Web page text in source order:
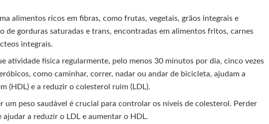
alimentos ricos em fibras, como frutas, vegetais, grãos integrais e
de gorduras saturadas e trans, encontradas em alimentos fritos, carnes
integrais.
atividade física regularmente, pelo menos 30 minutos por dia, cinco vezes
como caminhar, correr, nadar ou andar de bicicleta, ajudam a
(HDL) e a reduzir o colesterol ruim (LDL).
um peso saudável é crucial para controlar os níveis de colesterol. Perder
ajudar a reduzir o LDL e aumentar o HDL.